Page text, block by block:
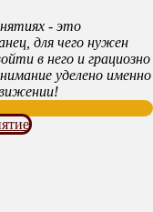
- это
для чего нужен
в него и грациозно
уделено именно